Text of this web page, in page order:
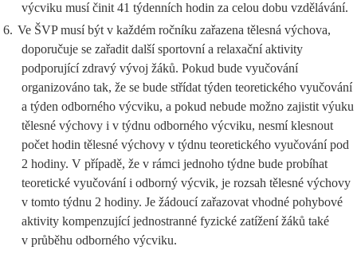
výcviku musí činit 41 týdenních hodin za celou dobu vzdělávání.
6. Ve ŠVP musí být v každém ročníku zařazena tělesná výchova,
doporučuje se zařadit další sportovní a relaxační aktivity
podporující zdravý vývoj žáků. Pokud bude vyučování
organizováno tak, že se bude střídat týden teoretického vyučování
a týden odborného výcviku, a pokud nebude možno zajistit výuku
tělesné výchovy i v týdnu odborného výcviku, nesmí klesnout
počet hodin tělesné výchovy v týdnu teoretického vyučování pod
2 hodiny. V případě, že v rámci jednoho týdne bude probíhat
teoretické vyučování i odborný výcvik, je rozsah tělesné výchovy
v tomto týdnu 2 hodiny. Je žádoucí zařazovat vhodné pohybové
aktivity kompenzující jednostranné fyzické zatížení žáků také
v průběhu odborného výcviku.